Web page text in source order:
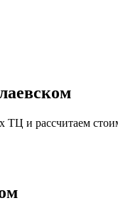
ТЦ и рассчитаем